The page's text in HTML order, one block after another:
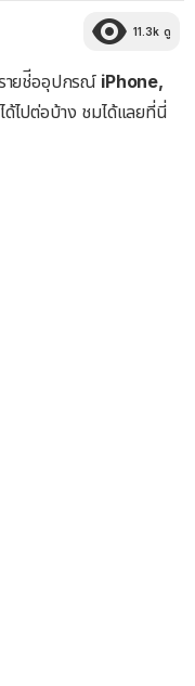
11.3k ดู
รายช่ีออุปกรณ์ iPhone,
ด้ไปต่อบ้าง ชมได้แลยที่นี่